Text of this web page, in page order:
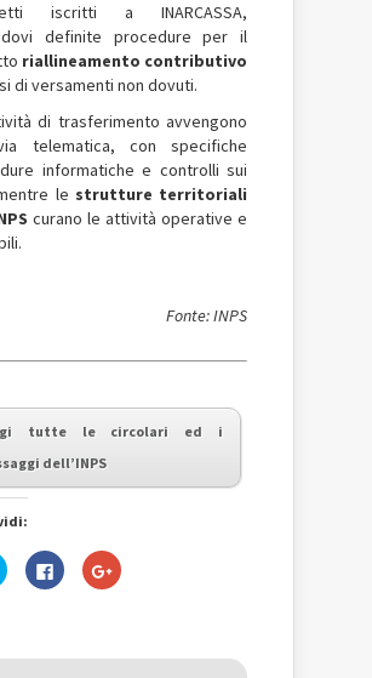
iscritti a INARCASSA,
definite procedure per il
riallineamento contributivo
di versamenti non dovuti.
di trasferimento avvengono
telematica, con specifiche
informatiche e controlli sui
le strutture territoriali
curano le attività operative e
Fonte: INPS
tutte le circolari ed i
dell’INPS
Fai
clic
Fai
clic
Fai
clic